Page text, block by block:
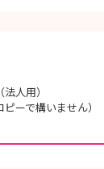
人用）
ーで構いません）